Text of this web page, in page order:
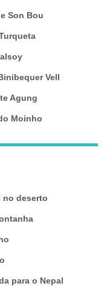
Son Bou
Vell
Agung
Moinho
no deserto
para o Nepal